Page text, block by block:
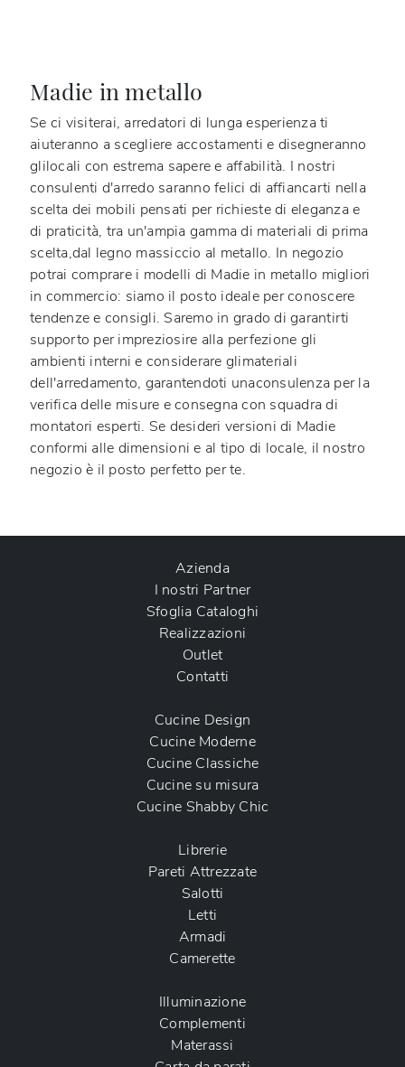
Madie in metallo
Se ci visiterai, arredatori di lunga esperienza ti
aiuteranno a scegliere accostamenti e disegneranno
glilocali con estrema sapere e affabilità. I nostri
consulenti d'arredo saranno felici di affiancarti nella
scelta dei mobili pensati per richieste di eleganza e
di praticità, tra un'ampia gamma di materiali di prima
scelta,dal legno massiccio al metallo. In negozio
potrai comprare i modelli di Madie in metallo migliori
in commercio: siamo il posto ideale per conoscere
tendenze e consigli. Saremo in grado di garantirti
supporto per impreziosire alla perfezione gli
ambienti interni e considerare glimateriali
dell'arredamento, garantendoti unaconsulenza per la
verifica delle misure e consegna con squadra di
montatori esperti. Se desideri versioni di Madie
conformi alle dimensioni e al tipo di locale, il nostro
negozio è il posto perfetto per te.
Azienda
I nostri Partner
Sfoglia Cataloghi
Realizzazioni
Outlet
Contatti
Cucine Design
Cucine Moderne
Cucine Classiche
Cucine su misura
Cucine Shabby Chic
Librerie
Pareti Attrezzate
Salotti
Letti
Armadi
Camerette
Illuminazione
Complementi
Materassi